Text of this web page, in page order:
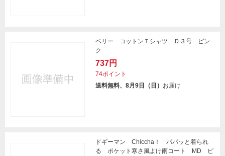
ベリー コットンＴシャツ Ｄ３号 ピン
ク
737円
74ポイント
送料無料、8月9日（日） お届け
ドギーマン Chiccha！ パパッと着られ
る ポケット寒さ風よけ雨コート MD ピ